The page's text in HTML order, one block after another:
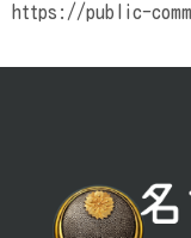
https://public-